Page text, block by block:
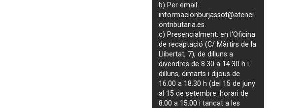
b) Per email:
informacionburjassot@atenci
ontributaria.es.
c) Presencialment: en l'Oficina
de recaptació (C/ Màrtirs de la
Llibertat, 7), de dilluns a
divendres de 8.30 a 14.30 h i
dilluns, dimarts i dijous de
16.00 a 18.30 h (del 15 de juny
al 15 de setembre: horari de
8.00 a 15.00 i tancat a les